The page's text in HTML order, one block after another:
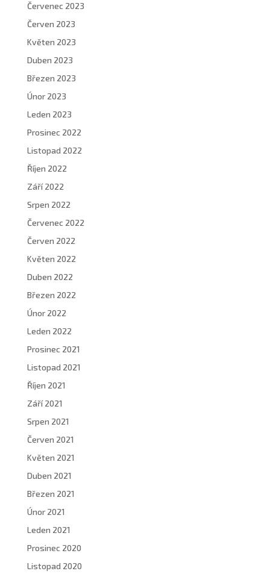
Červenec 2023
Červen 2023
Květen 2023
Duben 2023
Březen 2023
Únor 2023
Leden 2023
Prosinec 2022
Listopad 2022
Říjen 2022
Září 2022
Srpen 2022
Červenec 2022
Červen 2022
Květen 2022
Duben 2022
Březen 2022
Únor 2022
Leden 2022
Prosinec 2021
Listopad 2021
Říjen 2021
Září 2021
Srpen 2021
Červen 2021
Květen 2021
Duben 2021
Březen 2021
Únor 2021
Leden 2021
Prosinec 2020
Listopad 2020